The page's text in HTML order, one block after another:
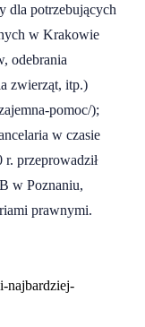
potrzebujących
w Krakowie
odebrania
zwierząt, itp.)
pomoc/);
w czasie
przeprowadził
w Poznaniu,
prawnymi.
najbardziej-